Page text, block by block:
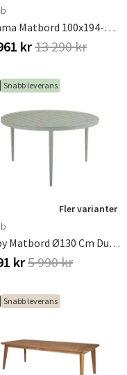
Lomma Matbord 100x194-312 Cm Antracit
kr13 290 kr
Snabb leverans
Fler varianter
Bigby Matbord Ø130 Cm Dusty Green
kr5 990 kr
Snabb leverans